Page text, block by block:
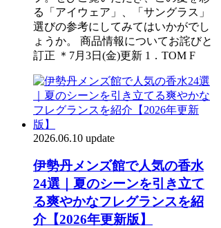
る「アイウェア」、「サングラス」
選びの参考にしてみてはいかがでし
ょうか。 商品情報についてお詫びと
訂正 ＊7月3日(金)更新 1．TOM F
2026.06.10 update
伊勢丹メンズ館で人気の香水
24選｜夏のシーンを引き立て
る爽やかなフレグランスを紹
介【2026年更新版】